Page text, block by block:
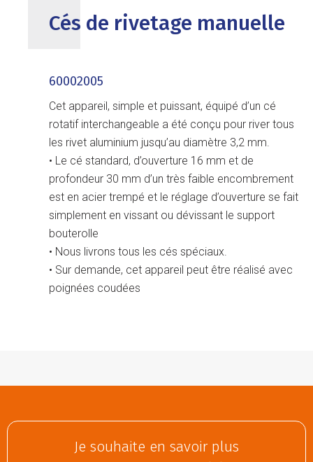
Cés de rivetage manuelle
60002005
Cet appareil, simple et puissant, équipé d’un cé
rotatif interchangeable a été conçu pour river tous
les rivet aluminium jusqu’au diamètre 3,2 mm.
• Le cé standard, d’ouverture 16 mm et de
profondeur 30 mm d’un très faible encombrement
est en acier trempé et le réglage d’ouverture se fait
simplement en vissant ou dévissant le support
bouterolle
• Nous livrons tous les cés spéciaux.
• Sur demande, cet appareil peut être réalisé avec
poignées coudées
Je souhaite en savoir plus